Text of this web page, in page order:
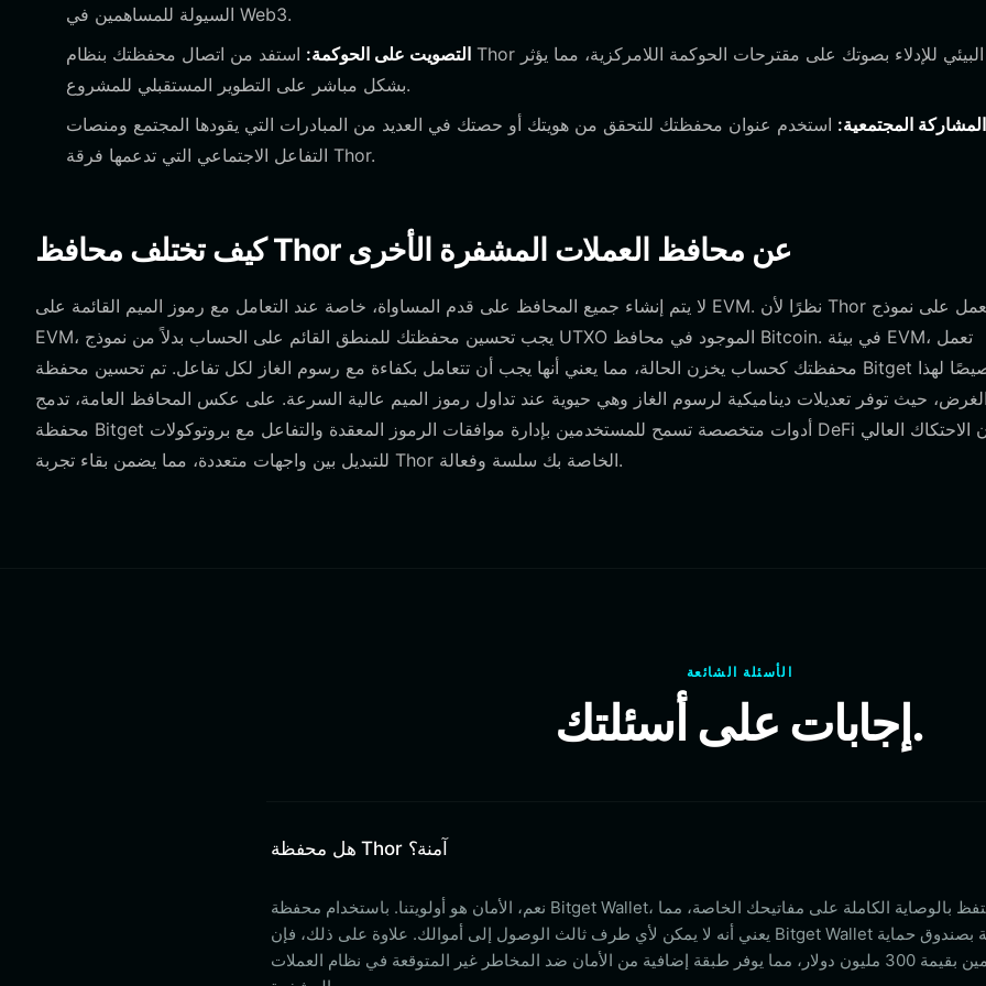
السيولة للمساهمين في Web3.
التصويت على الحوكمة: استفد من اتصال محفظتك بنظام Thor البيئي للإدلاء بصوتك على مقترحات الحوكمة اللامركزية، مما يؤثر
بشكل مباشر على التطوير المستقبلي للمشروع.
المشاركة المجتمعية: استخدم عنوان محفظتك للتحقق من هويتك أو حصتك في العديد من المبادرات التي يقودها المجتمع ومنصات
التفاعل الاجتماعي التي تدعمها فرقة Thor.
كيف تختلف محافظ Thor عن محافظ العملات المشفرة الأخرى
لا يتم إنشاء جميع المحافظ على قدم المساواة، خاصة عند التعامل مع رموز الميم القائمة على EVM. نظرًا لأن Thor يعمل على نموذج
EVM، يجب تحسين محفظتك للمنطق القائم على الحساب بدلاً من نموذج UTXO الموجود في محافظ Bitcoin. في بيئة EVM، تعمل
محفظتك كحساب يخزن الحالة، مما يعني أنها يجب أن تتعامل بكفاءة مع رسوم الغاز لكل تفاعل. تم تحسين محفظة Bitget خصيصًا لهذا
حيث توفر تعديلات ديناميكية لرسوم الغاز وهي حيوية عند تداول رموز الميم عالية السرعة. على عكس المحافظ العامة، تدمج
محفظة Bitget أدوات متخصصة تسمح للمستخدمين بإدارة موافقات الرموز المعقدة والتفاعل مع بروتوكولات DeFi دون الاحتكاك العالي
للتبديل بين واجهات متعددة، مما يضمن بقاء تجربة Thor الخاصة بك سلسة وفعالة.
الأسئلة الشائعة
إجابات على أسئلتك.
هل محفظة Thor آمنة؟
نعم، الأمان هو أولويتنا. باستخدام محفظة Bitget Wallet، أنت تحتفظ بالوصاية الكاملة على مفاتيحك الخاصة، مما
يعني أنه لا يمكن لأي طرف ثالث الوصول إلى أموالك. علاوة على ذلك، فإن Bitget Wallet مدعومة بصندوق حماية
المستخدمين بقيمة 300 مليون دولار، مما يوفر طبقة إضافية من الأمان ضد المخاطر غير المتوقعة في نظام العملات